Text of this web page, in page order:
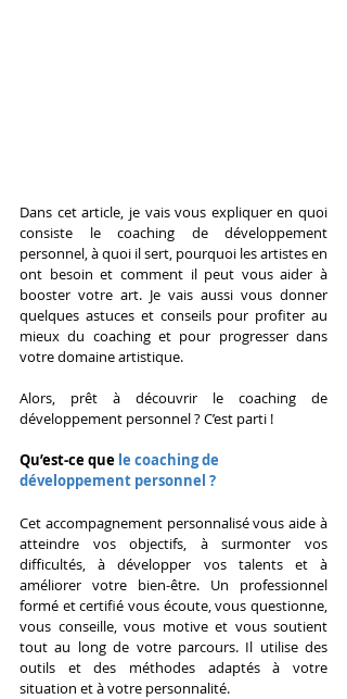
Dans cet article, je vais vous expliquer en quoi
consiste le coaching de développement
personnel, à quoi il sert, pourquoi les artistes en
ont besoin et comment il peut vous aider à
booster votre art. Je vais aussi vous donner
quelques astuces et conseils pour profiter au
mieux du coaching et pour progresser dans
votre domaine artistique.
Alors, prêt à découvrir le coaching de
développement personnel ? C’est parti !
Qu’est-ce que le coaching de
développement personnel ?
Cet accompagnement personnalisé vous aide à
atteindre vos objectifs, à surmonter vos
difficultés, à développer vos talents et à
améliorer votre bien-être. Un professionnel
formé et certifié vous écoute, vous questionne,
vous conseille, vous motive et vous soutient
tout au long de votre parcours. Il utilise des
outils et des méthodes adaptés à votre
situation et à votre personnalité.